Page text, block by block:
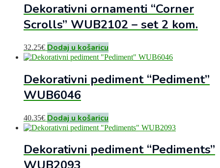
Dekorativni ornamenti “Corner
Scrolls” WUB2102 – set 2 kom.
32.25€ Dodaj u košaricu
Dekorativni pediment “Pediment”
WUB6046
40.35€ Dodaj u košaricu
Dekorativni pediment “Pediments”